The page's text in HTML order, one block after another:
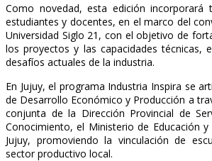
Como novedad, esta edición incorporará
estudiantes y docentes, en el marco del
Universidad Siglo 21, con el objetivo de
los proyectos y las capacidades técnicas,
desafíos actuales de la industria.
En Jujuy, el programa Industria Inspira se
de Desarrollo Económico y Producción a
conjunta de la Dirección Provincial de
Conocimiento, el Ministerio de Educación
Jujuy, promoviendo la vinculación de
sector productivo local.